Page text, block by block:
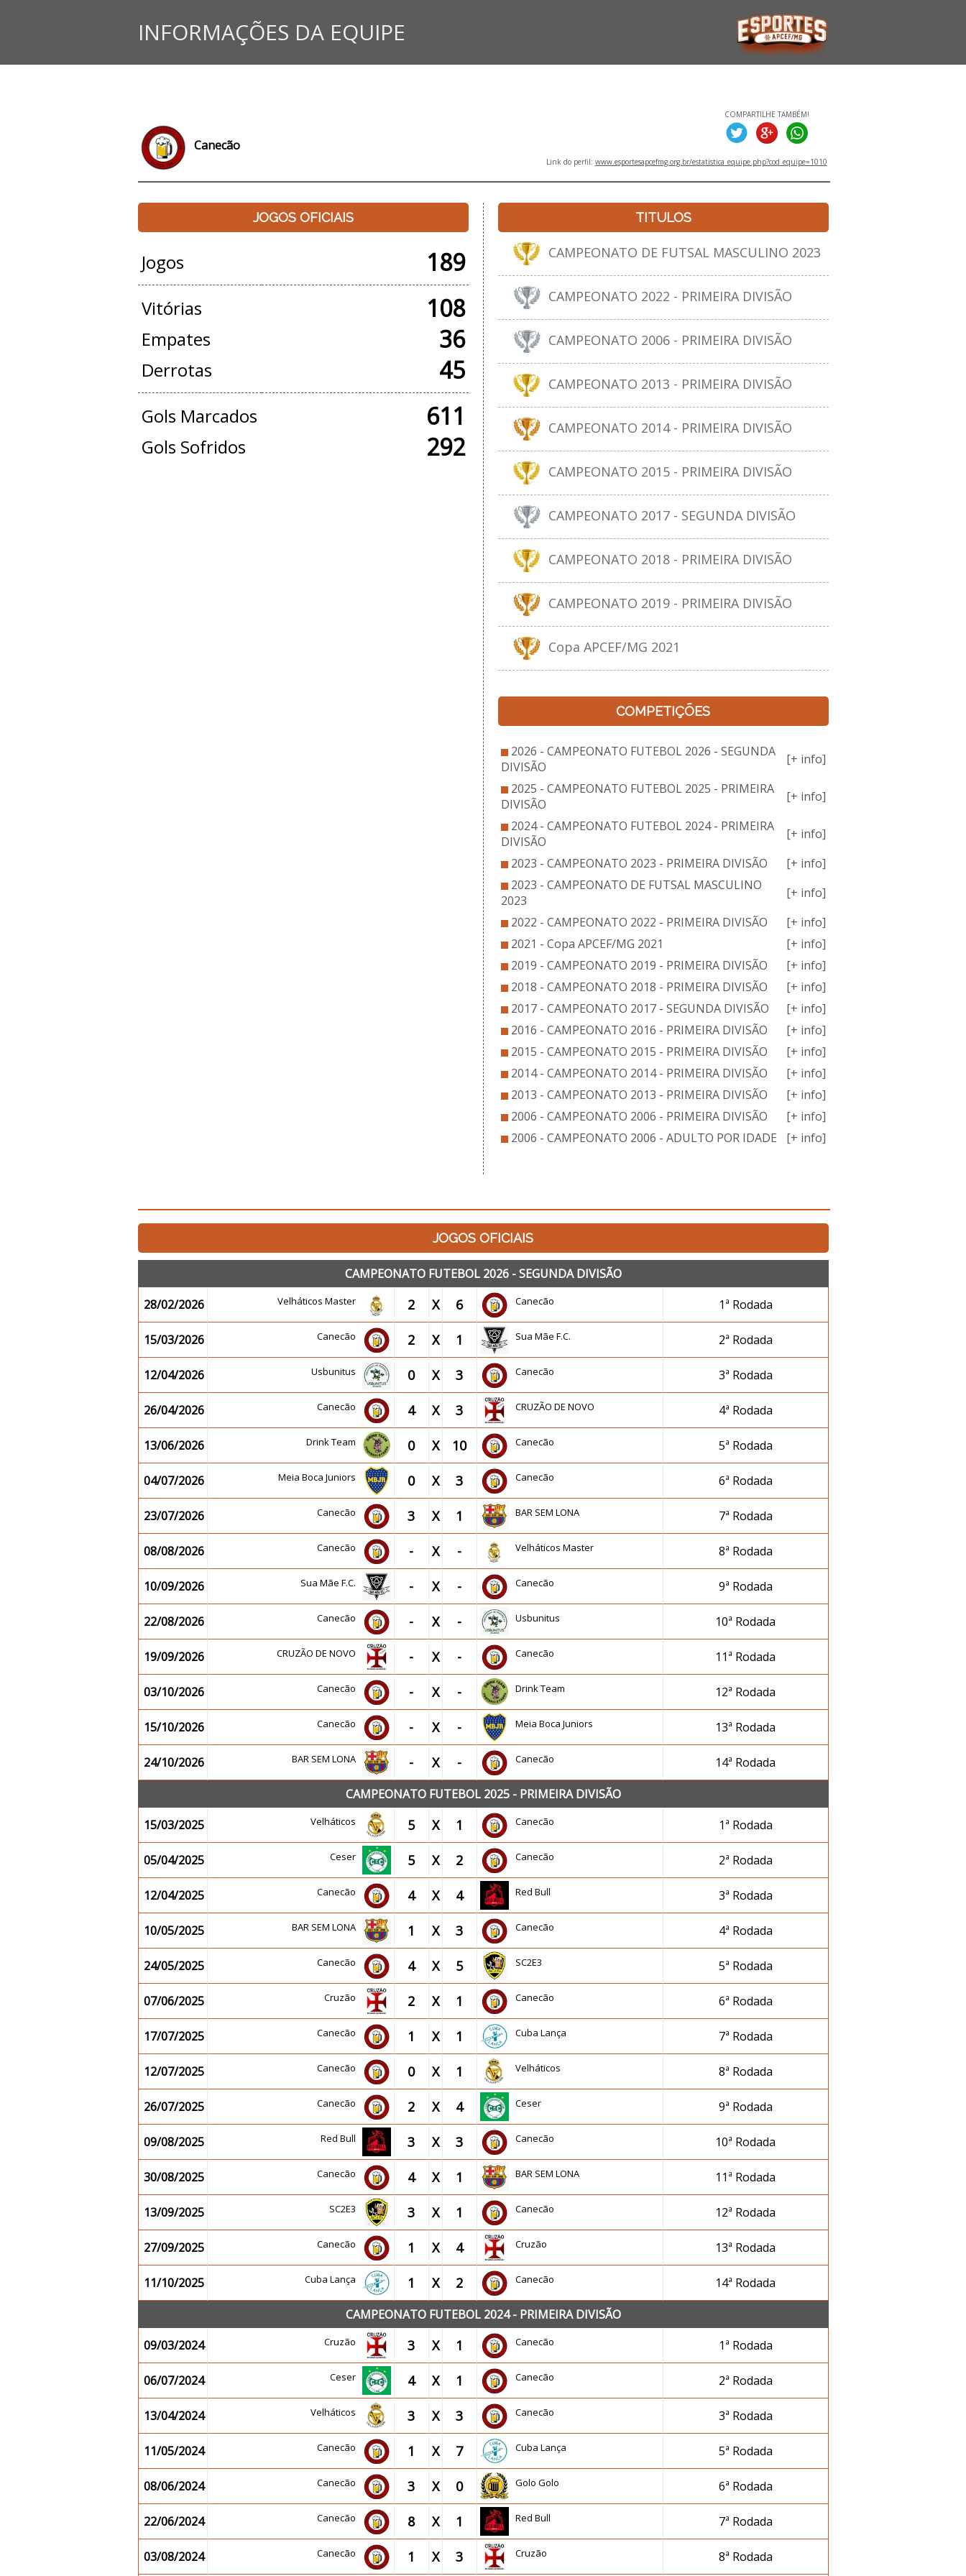
INFORMAÇÕES DA EQUIPE
Canecão
COMPARTILHE TAMBÉM!
Link do perfil: www.esportesapcefmg.org.br/estatistica_equipe.php?cod_equipe=1010
JOGOS OFICIAIS
Jogos 189
Vitórias 108
Empates 36
Derrotas 45
Gols Marcados 611
Gols Sofridos 292
TITULOS
CAMPEONATO DE FUTSAL MASCULINO 2023
CAMPEONATO 2022 - PRIMEIRA DIVISÃO
CAMPEONATO 2006 - PRIMEIRA DIVISÃO
CAMPEONATO 2013 - PRIMEIRA DIVISÃO
CAMPEONATO 2014 - PRIMEIRA DIVISÃO
CAMPEONATO 2015 - PRIMEIRA DIVISÃO
CAMPEONATO 2017 - SEGUNDA DIVISÃO
CAMPEONATO 2018 - PRIMEIRA DIVISÃO
CAMPEONATO 2019 - PRIMEIRA DIVISÃO
Copa APCEF/MG 2021
COMPETIÇÕES
2026 - CAMPEONATO FUTEBOL 2026 - SEGUNDA
DIVISÃO
[+ info]
2025 - CAMPEONATO FUTEBOL 2025 - PRIMEIRA
DIVISÃO
[+ info]
2024 - CAMPEONATO FUTEBOL 2024 - PRIMEIRA
DIVISÃO
[+ info]
2023 - CAMPEONATO 2023 - PRIMEIRA DIVISÃO
[+ info]
2023 - CAMPEONATO DE FUTSAL MASCULINO
2023
[+ info]
2022 - CAMPEONATO 2022 - PRIMEIRA DIVISÃO
[+ info]
2021 - Copa APCEF/MG 2021
[+ info]
2019 - CAMPEONATO 2019 - PRIMEIRA DIVISÃO
[+ info]
2018 - CAMPEONATO 2018 - PRIMEIRA DIVISÃO
[+ info]
2017 - CAMPEONATO 2017 - SEGUNDA DIVISÃO
[+ info]
2016 - CAMPEONATO 2016 - PRIMEIRA DIVISÃO
[+ info]
2015 - CAMPEONATO 2015 - PRIMEIRA DIVISÃO
[+ info]
2014 - CAMPEONATO 2014 - PRIMEIRA DIVISÃO
[+ info]
2013 - CAMPEONATO 2013 - PRIMEIRA DIVISÃO
[+ info]
2006 - CAMPEONATO 2006 - PRIMEIRA DIVISÃO
[+ info]
2006 - CAMPEONATO 2006 - ADULTO POR IDADE
[+ info]
JOGOS OFICIAIS
CAMPEONATO FUTEBOL 2026 - SEGUNDA DIVISÃO
28/02/2026
Velháticos Master 2 X 6 Canecão 1ª Rodada
15/03/2026 Canecão 2 X 1 Sua Mãe F.C. 2ª Rodada
12/04/2026 Usbunitus 0 X 3 Canecão 3ª Rodada
26/04/2026 Canecão 4 X 3 CRUZÃO DE NOVO 4ª Rodada
13/06/2026 Drink Team 0 X 10 Canecão 5ª Rodada
04/07/2026 Meia Boca Juniors 0 X 3 Canecão 6ª Rodada
23/07/2026 Canecão 3 X 1 BAR SEM LONA 7ª Rodada
08/08/2026 Canecão - X - Velháticos Master 8ª Rodada
10/09/2026 Sua Mãe F.C. - X - Canecão 9ª Rodada
22/08/2026 Canecão - X - Usbunitus 10ª Rodada
19/09/2026 CRUZÃO DE NOVO - X - Canecão 11ª Rodada
03/10/2026 Canecão - X - Drink Team 12ª Rodada
15/10/2026 Canecão - X - Meia Boca Juniors 13ª Rodada
24/10/2026 BAR SEM LONA - X - Canecão
14ª Rodada
CAMPEONATO FUTEBOL 2025 - PRIMEIRA DIVISÃO
15/03/2025
Velháticos 5 X 1 Canecão 1ª Rodada
05/04/2025 Ceser 5 X 2 Canecão 2ª Rodada
12/04/2025 Canecão 4 X 4 Red Bull 3ª Rodada
10/05/2025 BAR SEM LONA 1 X 3 Canecão 4ª Rodada
24/05/2025 Canecão 4 X 5 SC2E3 5ª Rodada
07/06/2025 Cruzão 2 X 1 Canecão 6ª Rodada
17/07/2025 Canecão 1 X 1 Cuba Lança 7ª Rodada
12/07/2025 Canecão 0 X 1 Velháticos 8ª Rodada
26/07/2025 Canecão 2 X 4 Ceser 9ª Rodada
09/08/2025 Red Bull 3 X 3 Canecão 10ª Rodada
30/08/2025 Canecão 4 X 1 BAR SEM LONA 11ª Rodada
13/09/2025 SC2E3 3 X 1 Canecão 12ª Rodada
27/09/2025 Canecão 1 X 4 Cruzão 13ª Rodada
11/10/2025 Cuba Lança 1 X 2 Canecão
14ª Rodada
CAMPEONATO FUTEBOL 2024 - PRIMEIRA DIVISÃO
09/03/2024
Cruzão 3 X 1 Canecão 1ª Rodada
06/07/2024 Ceser 4 X 1 Canecão 2ª Rodada
13/04/2024 Velháticos 3 X 3 Canecão 3ª Rodada
11/05/2024 Canecão 1 X 7 Cuba Lança 5ª Rodada
08/06/2024 Canecão 3 X 0 Golo Golo 6ª Rodada
22/06/2024 Canecão 8 X 1 Red Bull 7ª Rodada
03/08/2024 Canecão 1 X 3 Cruzão 8ª Rodada